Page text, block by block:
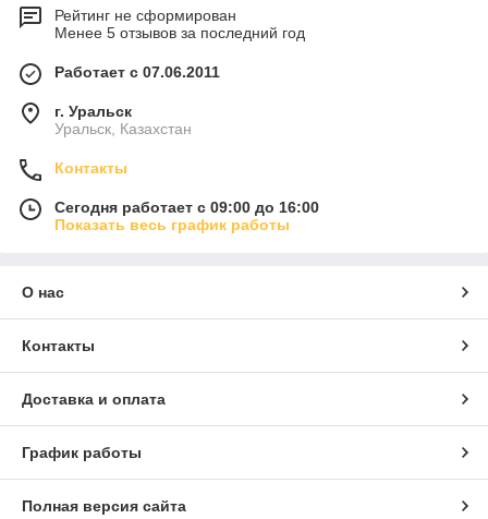
Рейтинг не сформирован
Менее 5 отзывов за последний год
Работает с 07.06.2011
г. Уральск
Уральск, Казахстан
Контакты
Сегодня работает с 09:00 до 16:00
Показать весь график работы
О нас
Контакты
Доставка и оплата
График работы
Полная версия сайта